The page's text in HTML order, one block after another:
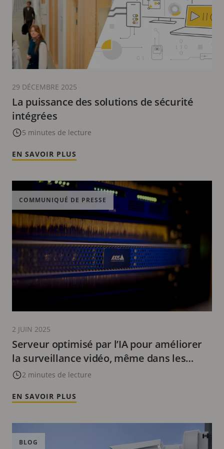
La puissance des solutions de sécurité
intégrées
5 minutes de lecture
29 DÉCEMBRE 2025
EN SAVOIR PLUS
Serveur optimisé par l’IA pour améliorer
la surveillance vidéo, même dans les
scènes très animées
2 minutes de lecture
COMMUNIQUÉ DE PRESSE
2 JUIN 2025
EN SAVOIR PLUS
BLOG